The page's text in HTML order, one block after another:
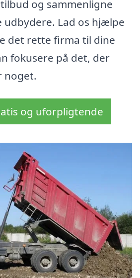
og sammenligne
udbydere. Lad os hjælpe
det rette firma til dine
fokusere på det, der
noget.
og uforpligtende